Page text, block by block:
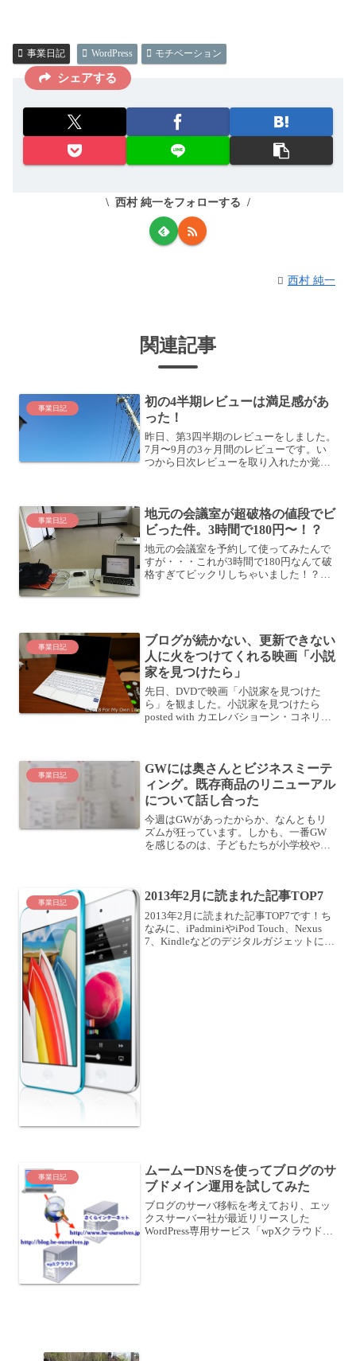
事業日記 WordPress モチベーション
シェアする
西村 純一をフォローする
西村 純一
関連記事
事業日記
初の4半期レビューは満足感があ
った！
昨日、第3四半期のレビューをしました。
7月〜9月の3ヶ月間のレビューです。い
つから日次レビューを取り入れたか覚え
し...
事業日記
地元の会議室が超破格の値段でビ
ビった件。3時間で180円〜！？
地元の会議室を予約して使ってみたんで
すが・・・これが3時間で180円なんて破
格すぎてビックリしちゃいました！？セ
事業日記
ブログが続かない、更新できない
人に火をつけてくれる映画「小説
家を見つけたら」
先日、DVDで映画「小説家を見つけた
ら」を観ました。小説家を見つけたら
posted with カエレバショーン・コネリー
事業日記
GWには奥さんとビジネスミーテ
ィング。既存商品のリニューアル
について話し合った
今週はGWがあったからか、なんともリ
ズムが狂っています。しかも、一番GW
を感じるのは、子どもたちが小学校や幼
て、そんなGWの最終日は、...
事業日記 2013年2月に読まれた記事TOP7
2013年2月に読まれた記事TOP7です！ち
なみに、iPadminiやiPod Touch、Nexus
7、Kindleなどのデジタルガジェットに関
事業日記
ムームーDNSを使ってブログのサ
ブドメイン運用を試してみた
ブログのサーバ移転を考えており、エッ
クスサーバー社が最近リリースした
WordPress専用サービス「wpXクラウド」